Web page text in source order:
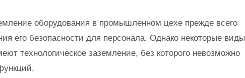
оборудования в промышленном цехе прежде всего
его безопасности для персонала. Однако некоторые виды
технологическое заземление, без которого невозможно